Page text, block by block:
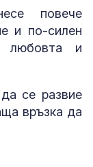
повече
и по-силен
любовта и
се развие
връзка да